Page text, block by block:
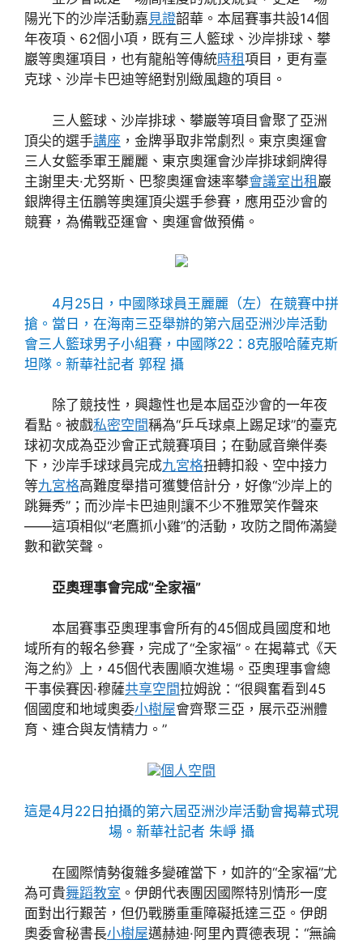
陽光下的沙岸活動嘉見證韶華。本屆賽事共設14個
年夜項、62個小項，既有三人籃球、沙岸排球、攀
巖等奧運項目，也有龍船等傳統時租項目，更有臺
克球、沙岸卡巴迪等絕對別緻風趣的項目。
三人籃球、沙岸排球、攀巖等項目會聚了亞洲
頂尖的選手講座 ，金牌爭取非常劇烈。東京奧運會
三人女籃季軍王麗麗、東京奧運會沙岸排球銅牌得
主謝里夫·尤努斯、巴黎奧運會速率攀會議室出租 巖
銀牌得主伍鵬等奧運頂尖選手參賽，應用亞沙會的
競賽，為備戰亞運會、奧運會做預備。
4月25日，中國隊球員王麗麗（左）在競賽中拼
搶。當日，在海南三亞舉辦的第六屆亞洲沙岸活動
會三人籃球男子小組賽，中國隊22：8克服哈薩克斯
坦隊。新華社記者 郭程 攝
除了競技性，興趣性也是本屆亞沙會的一年夜
看點。被戲私密空間稱為“乒乓球桌上踢足球”的臺克
球初次成為亞沙會正式競賽項目；在動感音樂伴奏
下，沙岸手球球員完成九宮格扭轉扣殺、空中接力
等九宮格高難度舉措可獲雙倍計分，好像“沙岸上的
跳舞秀”；而沙岸卡巴迪則讓不少不雅眾笑作聲來
——這項相似“老鷹抓小雞”的活動，攻防之間佈滿變
數和歡笑聲。
亞奧理事會完成“全家福”
本屆賽事亞奧理事會所有的45個成員國度和地
域所有的報名參賽，完成了“全家福”。在揭幕式《天
海之約》上，45個代表團順次進場。亞奧理事會總
干事侯賽因·穆薩共享空間拉姆說：“很興奮看到45
個國度和地域奧委小樹屋會齊聚三亞，展示亞洲體
育、連合與友情精力。”
個人空間
這是4月22日拍攝的第六屆亞洲沙岸活動會揭幕式現
場。新華社記者 朱崢 攝
在國際情勢復雜多變確當下，如許的“全家福”尤
為可貴舞蹈教室 。伊朗代表團因國際特別情形一度
面對出行艱苦，但仍戰勝重重障礙抵達三亞。伊朗
奧委會秘書長小樹屋邁赫迪·阿里內賈德表現：“無論